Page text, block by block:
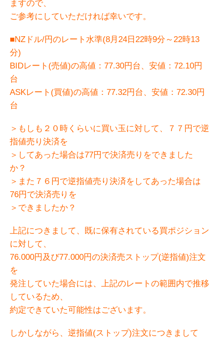
ますので、
ご参考にしていただければ幸いです。
■NZドル/円のレート水準(8月24日22時9分～22時13
分)
BIDレート(売値)の高値：77.30円台、安値：72.10円
台
ASKレート(買値)の高値：77.32円台、安値：72.30円
台
＞もしも２０時くらいに買い玉に対して、７７円で逆
指値売り決済を
＞してあった場合は77円で決済売りをできました
か？
＞また７６円で逆指値売り決済をしてあった場合は
76円で決済売りを
＞できましたか？
上記につきまして、既に保有されている買ポジション
に対して、
76.000円及び77.000円の決済売ストップ(逆指値)注文
を
発注していた場合には、上記のレートの範囲内で推移
しているため、
約定できていた可能性はございます。
しかしながら、逆指値(ストップ)注文につきまして